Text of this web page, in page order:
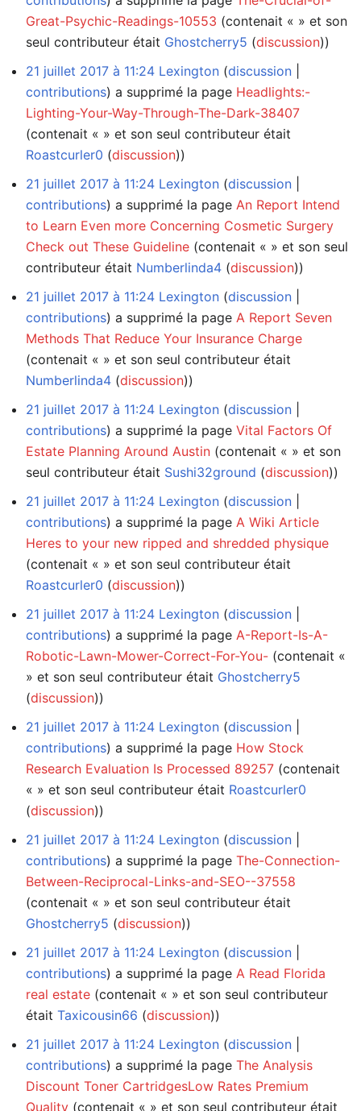
Great-Psychic-Readings-10553 (contenait « » et son
seul contributeur était Ghostcherry5 (discussion))
21 juillet 2017 à 11:24 Lexington discussion
contributions a supprimé la page Headlights:-
Lighting-Your-Way-Through-The-Dark-38407
(contenait « » et son seul contributeur était
Roastcurler0 (discussion))
21 juillet 2017 à 11:24 Lexington discussion
contributions a supprimé la page An Report Intend
to Learn Even more Concerning Cosmetic Surgery
Check out These Guideline (contenait « » et son seul
contributeur était Numberlinda4 (discussion))
21 juillet 2017 à 11:24 Lexington discussion
contributions a supprimé la page A Report Seven
Methods That Reduce Your Insurance Charge
(contenait « » et son seul contributeur était
Numberlinda4 (discussion))
21 juillet 2017 à 11:24 Lexington discussion
contributions a supprimé la page Vital Factors Of
Estate Planning Around Austin (contenait « » et son
seul contributeur était Sushi32ground (discussion))
21 juillet 2017 à 11:24 Lexington discussion
contributions a supprimé la page A Wiki Article
Heres to your new ripped and shredded physique
(contenait « » et son seul contributeur était
Roastcurler0 (discussion))
21 juillet 2017 à 11:24 Lexington discussion
contributions a supprimé la page A-Report-Is-A-
Robotic-Lawn-Mower-Correct-For-You- (contenait «
» et son seul contributeur était Ghostcherry5
(discussion))
21 juillet 2017 à 11:24 Lexington discussion
contributions a supprimé la page How Stock
Research Evaluation Is Processed 89257 (contenait
« » et son seul contributeur était Roastcurler0
(discussion))
21 juillet 2017 à 11:24 Lexington discussion
contributions a supprimé la page The-Connection-
Between-Reciprocal-Links-and-SEO--37558
(contenait « » et son seul contributeur était
Ghostcherry5 (discussion))
21 juillet 2017 à 11:24 Lexington discussion
contributions a supprimé la page A Read Florida
real estate (contenait « » et son seul contributeur
était Taxicousin66 (discussion))
21 juillet 2017 à 11:24 Lexington discussion
contributions a supprimé la page The Analysis
Discount Toner CartridgesLow Rates Premium
Quality (contenait « » et son seul contributeur était